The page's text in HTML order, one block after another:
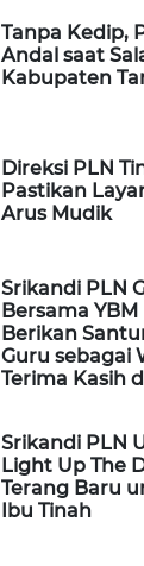
Tanpa Kedip,
Andal saat
Kabupaten
Direksi PLN
Pastikan
Arus Mudik
Srikandi PLN
Bersama
Berikan
Guru sebagai
Terima Kasih
Srikandi PLN
Light Up The
Terang Baru
Ibu Tinah